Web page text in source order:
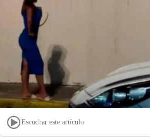
Escuchar este artículo